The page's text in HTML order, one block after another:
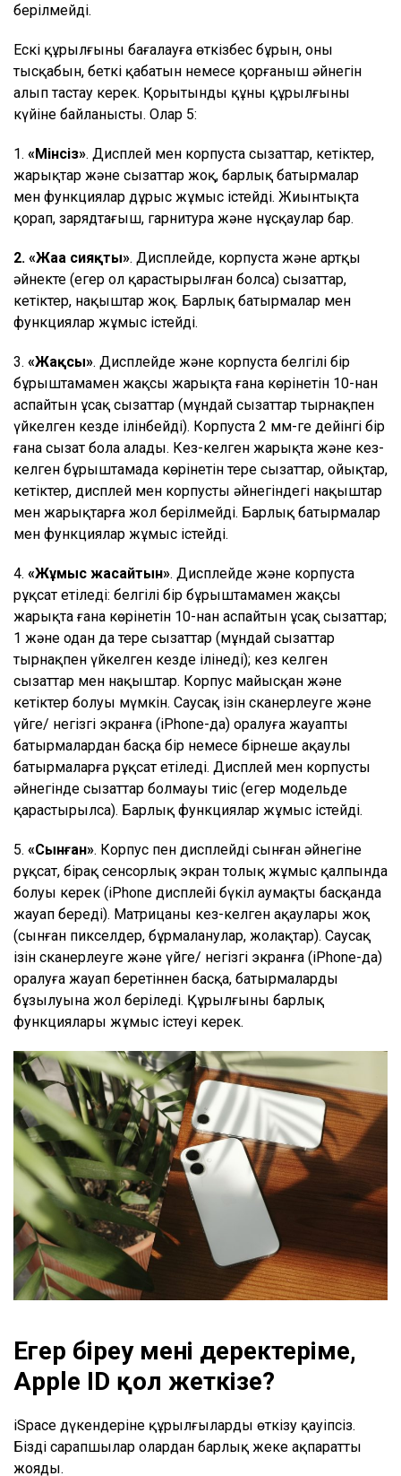
берілмейді.
Ескі құрылғыны бағалауға өткізбес бұрын, оның
тысқабын, беткі қабатын немесе қорғаныш әйнегін
алып тастау керек. Қорытынды құны құрылғының
күйіне байланысты. Олар 5:
1. «Мінсіз». Дисплей мен корпуста сызаттар, кетіктер,
жарықтар және сызаттар жоқ, барлық батырмалар
мен функциялар дұрыс жұмыс істейді. Жиынтықта
қорап, зарядтағыш, гарнитура және нұсқаулар бар.
2. «Жаңа сияқты». Дисплейде, корпуста және артқы
әйнекте (егер ол қарастырылған болса) сызаттар,
кетіктер, нақыштар жоқ. Барлық батырмалар мен
функциялар жұмыс істейді.
3. «Жақсы». Дисплейде және корпуста белгілі бір
бұрыштамамен жақсы жарықта ғана көрінетін 10-нан
аспайтын ұсақ сызаттар (мұндай сызаттар тырнақпен
үйкелген кезде ілінбейді). Корпуста 2 мм-ге дейінгі бір
ғана сызат бола алады. Кез-келген жарықта және кез-
келген бұрыштамада көрінетін терең сызаттар, ойықтар,
кетіктер, дисплей мен корпустың әйнегіндегі нақыштар
мен жарықтарға жол берілмейді. Барлық батырмалар
мен функциялар жұмыс істейді.
4. «Жұмыс жасайтын». Дисплейде және корпуста
рұқсат етіледі: белгілі бір бұрыштамамен жақсы
жарықта ғана көрінетін 10-нан аспайтын ұсақ сызаттар;
1 және одан да терең сызаттар (мұндай сызаттар
тырнақпен үйкелген кезде ілінеді); кез келген
сызаттар мен нақыштар. Корпус майысқан және
кетіктер болуы мүмкін. Саусақ ізін сканерлеуге және
үйге/ негізгі экранға (iPhone-да) оралуға жауапты
батырмалардан басқа бір немесе бірнеше ақаулы
батырмаларға рұқсат етіледі. Дисплей мен корпустың
әйнегінде сызаттар болмауы тиіс (егер модельде
қарастырылса). Барлық функциялар жұмыс істейді.
5. «Сынған». Корпус пен дисплейдің сынған әйнегіне
рұқсат, бірақ сенсорлық экран толық жұмыс қалпында
болуы керек (iPhone дисплейі бүкіл аумақты басқанда
жауап береді). Матрицаның кез-келген ақаулары жоқ
(сынған пикселдер, бұрмаланулар, жолақтар). Саусақ
ізін сканерлеуге және үйге/ негізгі экранға (iPhone-да)
оралуға жауап беретіннен басқа, батырмалардың
бұзылуына жол беріледі. Құрылғының барлық
функциялары жұмыс істеуі керек.
Егер біреу менің деректеріме,
Apple ID қол жеткізе?
iSpace дүкендеріне құрылғыларды өткізу қауіпсіз.
Біздің сарапшылар олардан барлық жеке ақпаратты
жояды.